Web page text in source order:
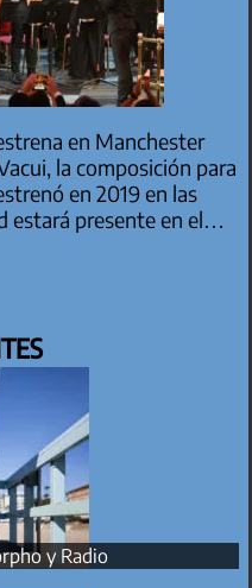
en Manchester
la composición para
en 2019 en las
estará presente en el…
y Radio